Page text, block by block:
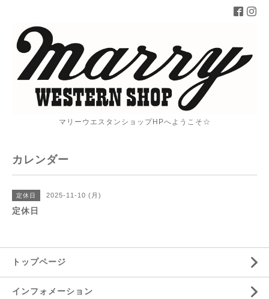
マリーウエスタンショップHPへようこそ☆
カレンダー
定休日 2025-11-10 (月)
定休日
トップページ
インフォメーション